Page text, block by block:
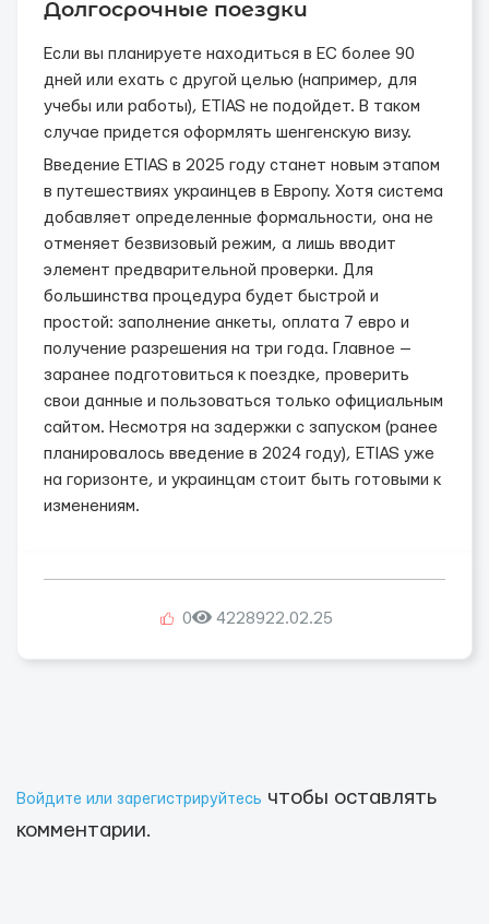
Долгосрочные поездки
Если вы планируете находиться в ЕС более 90
дней или ехать с другой целью (например, для
учебы или работы), ETIAS не подойдет. В таком
случае придется оформлять шенгенскую визу.
Введение ETIAS в 2025 году станет новым этапом
в путешествиях украинцев в Европу. Хотя система
добавляет определенные формальности, она не
отменяет безвизовый режим, а лишь вводит
элемент предварительной проверки. Для
большинства процедура будет быстрой и
простой: заполнение анкеты, оплата 7 евро и
получение разрешения на три года. Главное —
заранее подготовиться к поездке, проверить
свои данные и пользоваться только официальным
сайтом. Несмотря на задержки с запуском (ранее
планировалось введение в 2024 году), ETIAS уже
на горизонте, и украинцам стоит быть готовыми к
изменениям.
0 4228922.02.25
Войдите или зарегистрируйтесь чтобы оставлять
комментарии.